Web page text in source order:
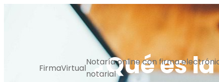
FirmaVirtual
Notaría online con firma
notarial
¿Qué es